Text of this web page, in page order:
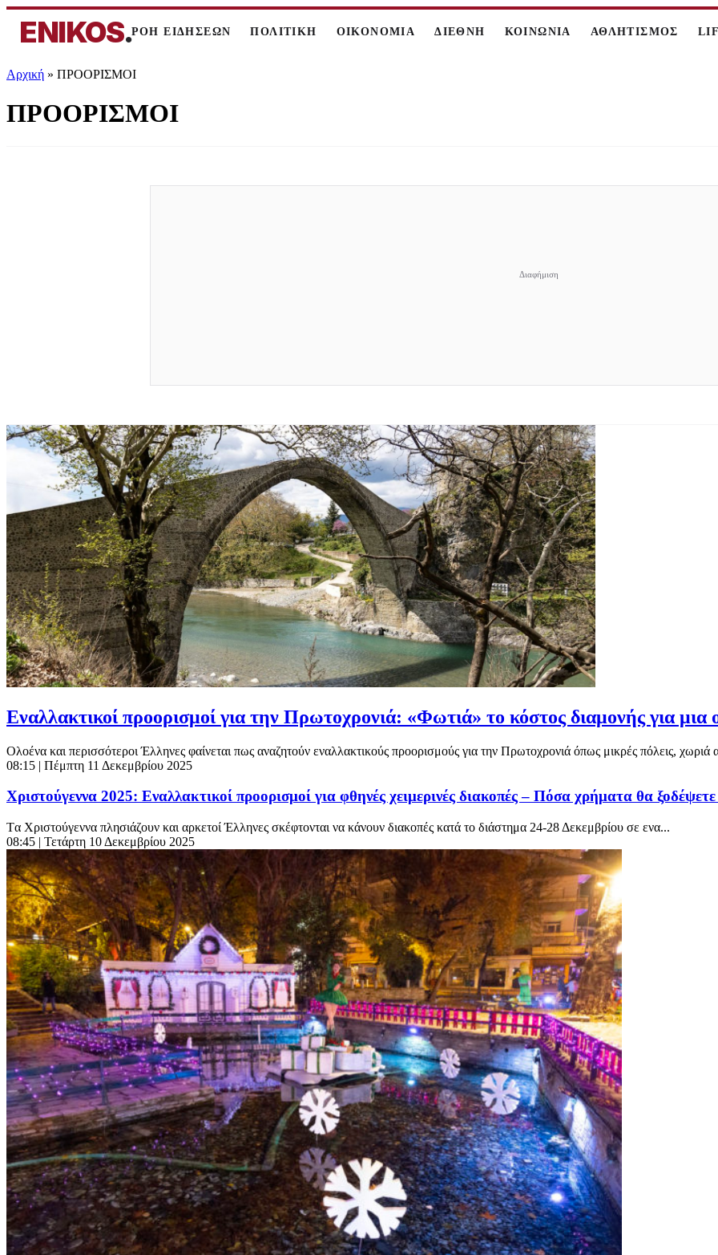
ENIKOS.ΡΟΗ ΕΙΔΗΣΕΩΝ ΠΟΛΙΤΙΚΗ ΟΙΚΟΝΟΜΙΑ ΔΙΕΘΝΗ ΚΟΙΝΩΝΙΑ ΑΘΛΗΤΙΣΜΟΣ
Αρχική » ΠΡΟΟΡΙΣΜΟΙ
ΠΡΟΟΡΙΣΜΟΙ
Εναλλακτικοί προορισμοί για την Πρωτοχρονιά: «Φωτιά» το κόστος διαμονής για μια
Ολοένα και περισσότεροι Έλληνες φαίνεται πως αναζητούν εναλλακτικούς προορισμούς για την Πρωτοχρονιά όπως μικρές πόλεις, χωριά
08:15 | Πέμπτη 11 Δεκεμβρίου 2025
Χριστούγεννα 2025: Εναλλακτικοί προορισμοί για φθηνές χειμερινές διακοπές – Πόσα χρήματα θα
Tα Χριστούγεννα πλησιάζουν και αρκετοί Έλληνες σκέφτονται να κάνουν διακοπές κατά το διάστημα 24-28 Δεκεμβρίου σε ενα...
08:45 | Τετάρτη 10 Δεκεμβρίου 2025